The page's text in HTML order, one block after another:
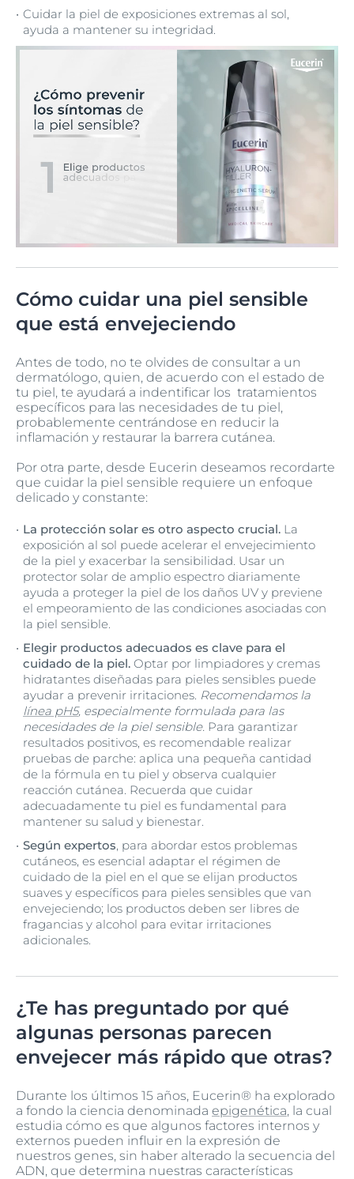
Cuidar la piel de exposiciones extremas al sol,
ayuda a mantener su integridad.
Cómo cuidar una piel sensible
que está envejeciendo
Antes de todo, no te olvides de consultar a un
dermatólogo, quien, de acuerdo con el estado de
tu piel, te ayudará a indentificar los tratamientos
específicos para las necesidades de tu piel,
probablemente centrándose en reducir la
inflamación y restaurar la barrera cutánea.
Por otra parte, desde Eucerin deseamos recordarte
que cuidar la piel sensible requiere un enfoque
delicado y constante:
La protección solar es otro aspecto crucial. La
exposición al sol puede acelerar el envejecimiento
de la piel y exacerbar la sensibilidad. Usar un
protector solar de amplio espectro diariamente
ayuda a proteger la piel de los daños UV y previene
el empeoramiento de las condiciones asociadas con
la piel sensible.
Elegir productos adecuados es clave para el
cuidado de la piel. Optar por limpiadores y cremas
hidratantes diseñadas para pieles sensibles puede
ayudar a prevenir irritaciones. Recomendamos la
línea pH5, especialmente formulada para las
necesidades de la piel sensible. Para garantizar
resultados positivos, es recomendable realizar
pruebas de parche: aplica una pequeña cantidad
de la fórmula en tu piel y observa cualquier
reacción cutánea. Recuerda que cuidar
adecuadamente tu piel es fundamental para
mantener su salud y bienestar.
Según expertos , para abordar estos problemas
cutáneos, es esencial adaptar el régimen de
cuidado de la piel en el que se elijan productos
suaves y específicos para pieles sensibles que van
envejeciendo; los productos deben ser libres de
fragancias y alcohol para evitar irritaciones
adicionales.
¿Te has preguntado por qué
algunas personas parecen
envejecer más rápido que otras?
Durante los últimos 15 años, Eucerin® ha explorado
a fondo la ciencia denominada epigenética, la cual
estudia cómo es que algunos factores internos y
externos pueden influir en la expresión de
nuestros genes, sin haber alterado la secuencia del
ADN, que determina nuestras características